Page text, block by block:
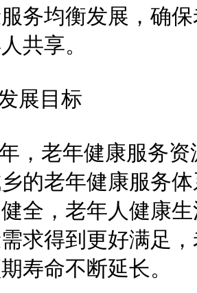
务均衡发展，确
共享。
展目标
老年健康服务资
的老年健康服务
全，老年人健康
求得到更好满足
寿命不断延长。